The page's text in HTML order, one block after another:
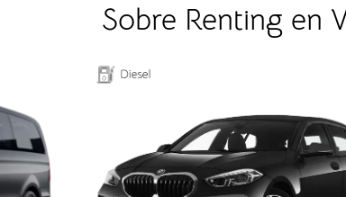
Sobre Renting en